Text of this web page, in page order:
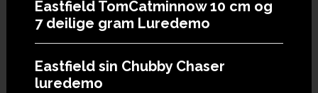
Eastfield TomCatminnow 10 cm og
7 deilige gram Luredemo
Eastfield sin Chubby Chaser
luredemo